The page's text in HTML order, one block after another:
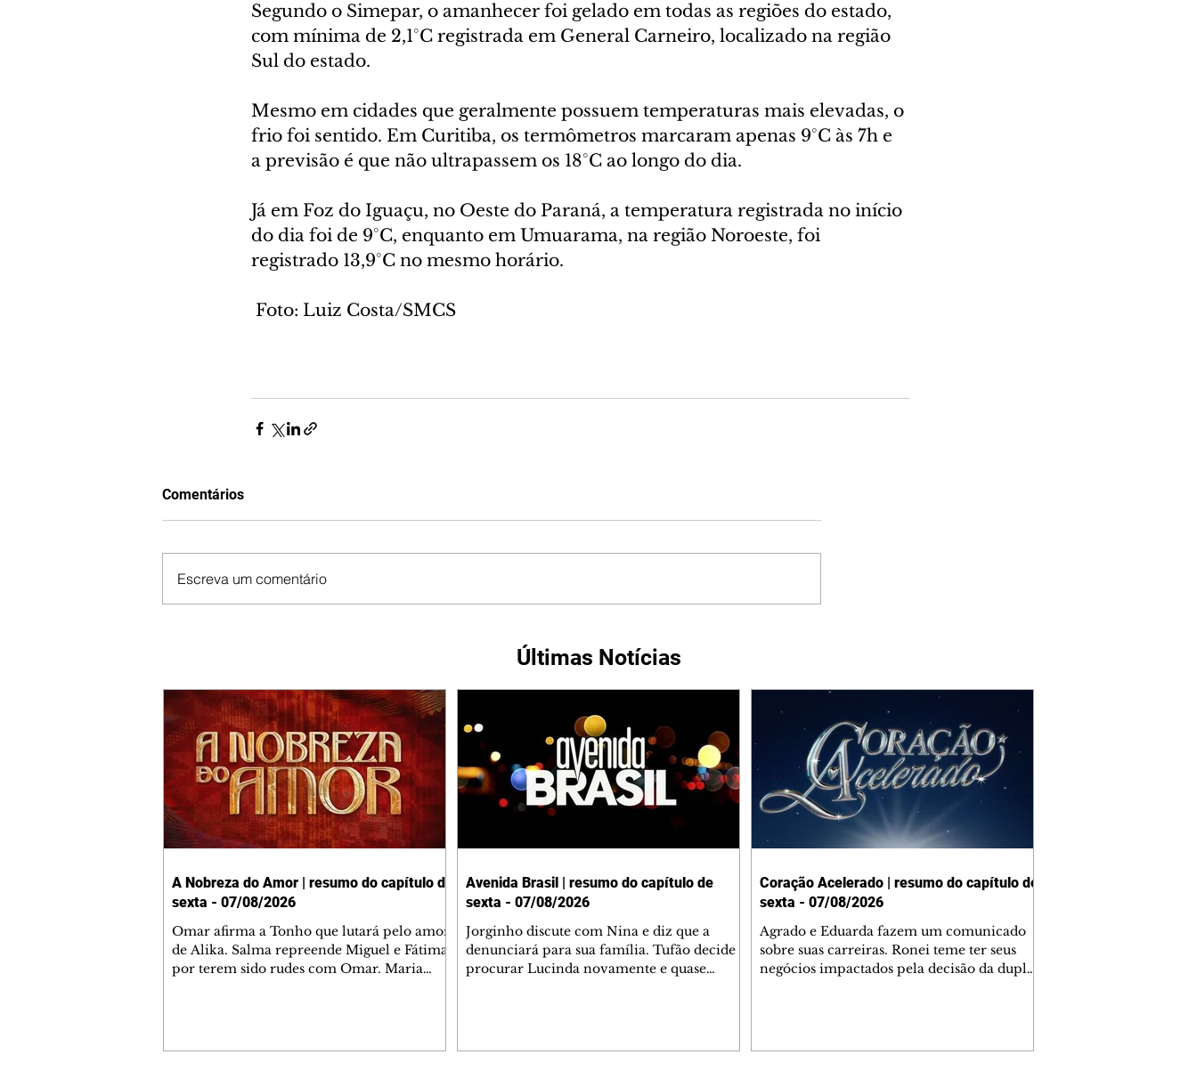
Segundo o Simepar, o amanhecer foi gelado em todas as regiões do estado,
com mínima de 2,1°C registrada em General Carneiro, localizado na região
Sul do estado.
Mesmo em cidades que geralmente possuem temperaturas mais elevadas, o
frio foi sentido. Em Curitiba, os termômetros marcaram apenas 9°C às 7h e
a previsão é que não ultrapassem os 18°C ao longo do dia.
Já em Foz do Iguaçu, no Oeste do Paraná, a temperatura registrada no início
do dia foi de 9°C, enquanto em Umuarama, na região Noroeste, foi
registrado 13,9°C no mesmo horário.
Foto: Luiz Costa/SMCS
Comentários
Escreva um comentário
Últimas Notícias
A Nobreza do Amor | resumo do capítulo de
sexta - 07/08/2026
Omar afirma a Tonho que lutará pelo amor
de Alika. Salma repreende Miguel e Fátima
por terem sido rudes com Omar. Maria
Avenida Brasil | resumo do capítulo de
sexta - 07/08/2026
Jorginho discute com Nina e diz que a
denunciará para sua família. Tufão decide
procurar Lucinda novamente e quase
Coração Acelerado | resumo do capítulo de
sexta - 07/08/2026
Agrado e Eduarda fazem um comunicado
sobre suas carreiras. Ronei teme ter seus
negócios impactados pela decisão da dupla.